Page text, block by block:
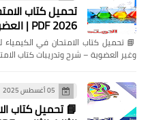
تحميل كتاب
2026 PDF | العضوية وغير العضوية
وغير العضوية – شرح وتدريبات كتاب
05 أغسطس 2025
📘 تحميل كتاب